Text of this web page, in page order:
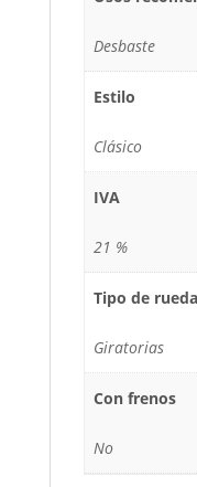
Desbaste
Estilo
Clásico
IVA
21 %
Tipo de
Giratorias
Con frenos
No